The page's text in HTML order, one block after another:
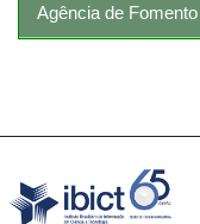
Agência de Fomento